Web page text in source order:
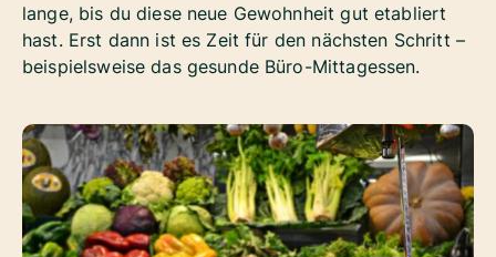
lange, bis du diese neue Gewohnheit gut etabliert
hast. Erst dann ist es Zeit für den nächsten Schritt –
beispielsweise das gesunde Büro-Mittagessen.